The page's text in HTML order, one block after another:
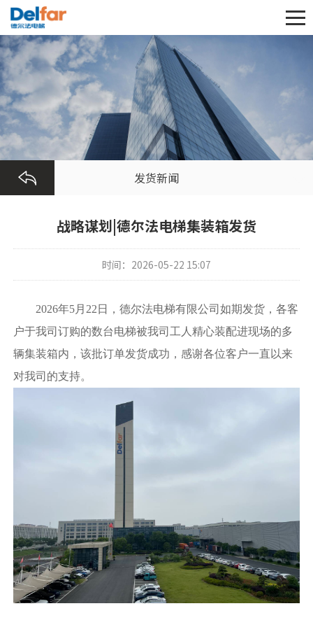
发货新闻
战略谋划|德尔法电梯集装箱发货
时间：2026-05-22 15:07
2026年5月22 日， 德尔法电梯有限公司 如期发货，各客
户于我司订购的数台电梯被我司工人精心装配进现场的多
辆集装箱内 ， 该批订单发货成功，感谢各位客户一直以来
对我司的支持。